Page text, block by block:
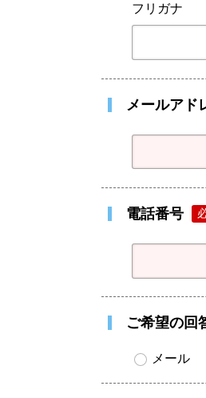
フリガナ
メールアド
電話番号
ご希望の回
メール